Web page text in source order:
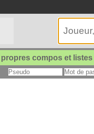
compos et listes